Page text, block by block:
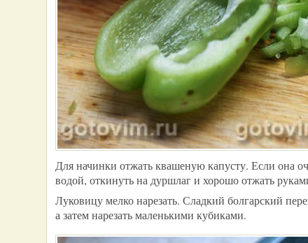
Для начинки отжать квашеную капусту. Если она
водой, откинуть на дуршлаг и хорошо отжать
Луковицу мелко нарезать. Сладкий болгарский
а затем нарезать маленькими кубиками.